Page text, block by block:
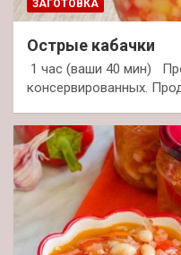
ЗАГОТОВКА
Острые кабачки
1 час (ваши 40 мин)
консервированных.